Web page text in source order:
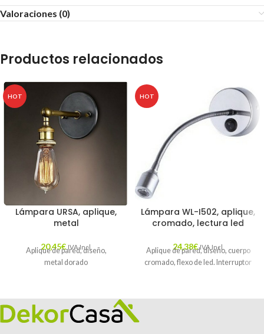
Valoraciones (0)
Productos relacionados
HOT
Lámpara URSA, aplique,
metal
20,45€ IVA Incl.
Aplique de pared, diseño,
metal dorado
HOT
Lámpara WL-I502, aplique,
cromado, lectura led
24,38€ IVA Incl.
Aplique de pared, diseño, cuerpo
cromado, flexo de led. Interruptor